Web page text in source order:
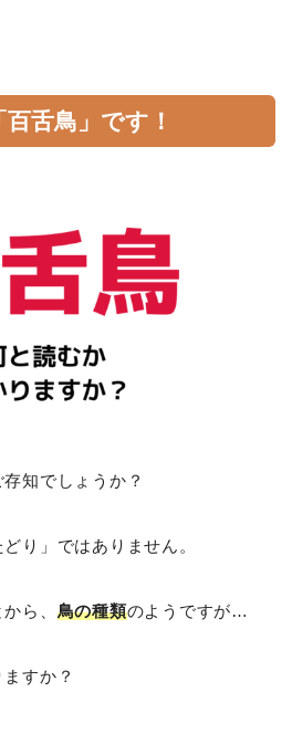
舌鳥」です！
知でしょうか？
り」ではありません。
ら、 鳥の種類のようですが…
すか？